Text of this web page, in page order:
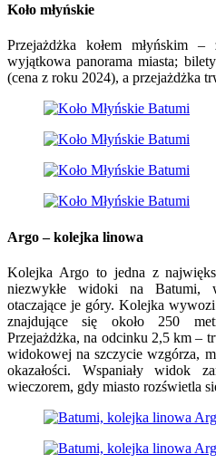
Koło młyńskie
Przejażdżka kołem młyńskim
wyjątkowa panorama miasta;
(cena z roku 2024), a przejażdżka
Argo – kolejka linowa
Kolejka Argo to jedna z
niezwykłe widoki na Batumi,
otaczające je góry. Kolejka
znajdujące się około 250
Przejażdżka, na odcinku 2,5 km –
widokowej na szczycie wzgórza,
okazałości. Wspaniały
wieczorem, gdy miasto rozświetla